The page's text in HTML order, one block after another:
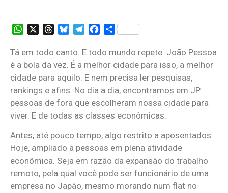
WhatsAppThreadsBlueskyTelegramFacebook
Share
Tá em todo canto. E todo mundo repete. João Pessoa
é a bola da vez. É a melhor cidade para isso, a melhor
cidade para aquilo. E nem precisa ler pesquisas,
rankings e afins. No dia a dia, encontramos em JP
pessoas de fora que escolheram nossa cidade para
viver. E de todas as classes econômicas.
Antes, até pouco tempo, algo restrito a aposentados.
Hoje, ampliado a pessoas em plena atividade
econômica. Seja em razão da expansão do trabalho
remoto, pela qual você pode ser funcionário de uma
empresa no Japão, mesmo morando num flat no